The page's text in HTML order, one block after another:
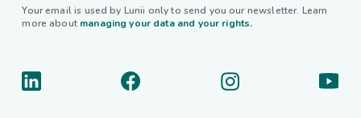
Your email is used by Lunii only to send you our newsletter. Learn
more about managing your data and your rights.